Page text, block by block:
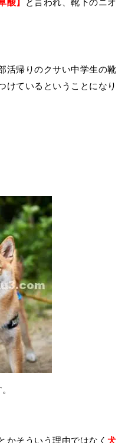
活帰りのクサい中学生の靴
けているということになり
かそういう理由ではなく 犬